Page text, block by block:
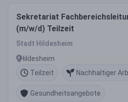
Sekretariat
(m/w/d) Teilzeit
Stadt Hildesheim
Hildesheim
Teilzeit
Nachhaltiger
Gesundheitsangebote